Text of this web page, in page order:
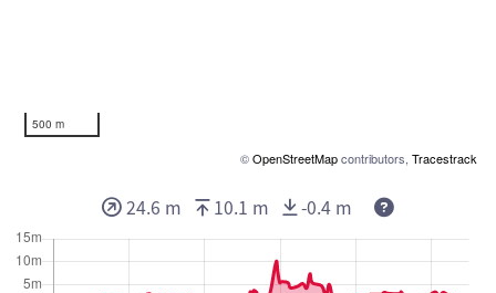
500 m
©OpenStreetMapcontributors, Tracestrack
24.6 m 10.1 m -0.4 m